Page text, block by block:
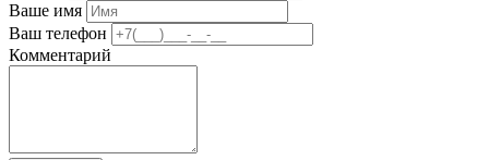
Ваше имя
Ваш телефон
Комментарий